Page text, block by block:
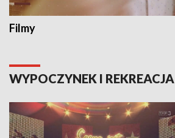
Filmy
WYPOCZYNEK I REKREACJA